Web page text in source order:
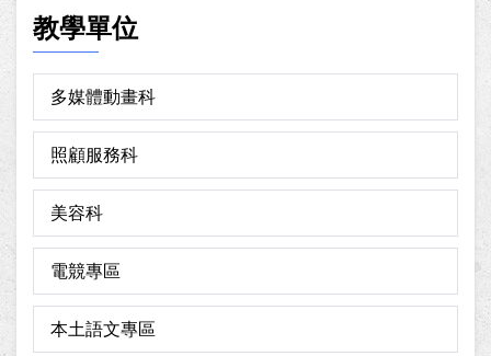
教學單位
多媒體動畫科
照顧服務科
美容科
電競專區
本土語文專區